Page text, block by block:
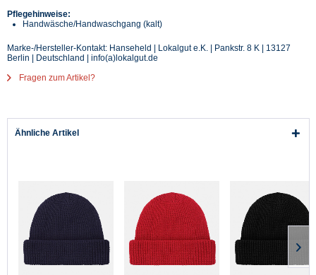
Pflegehinweise:
Handwäsche/Handwaschgang (kalt)
Marke-/Hersteller-Kontakt: Hanseheld | Lokalgut e.K. | Pankstr. 8 K | 13127
Berlin | Deutschland | info(a)lokalgut.de
Fragen zum Artikel?
Ähnliche Artikel